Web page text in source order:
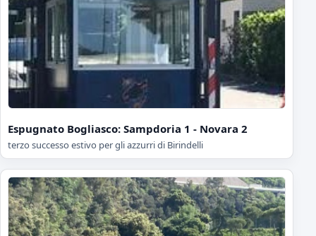
Espugnato Bogliasco: Sampdoria 1 - Novara 2
terzo successo estivo per gli azzurri di Birindelli